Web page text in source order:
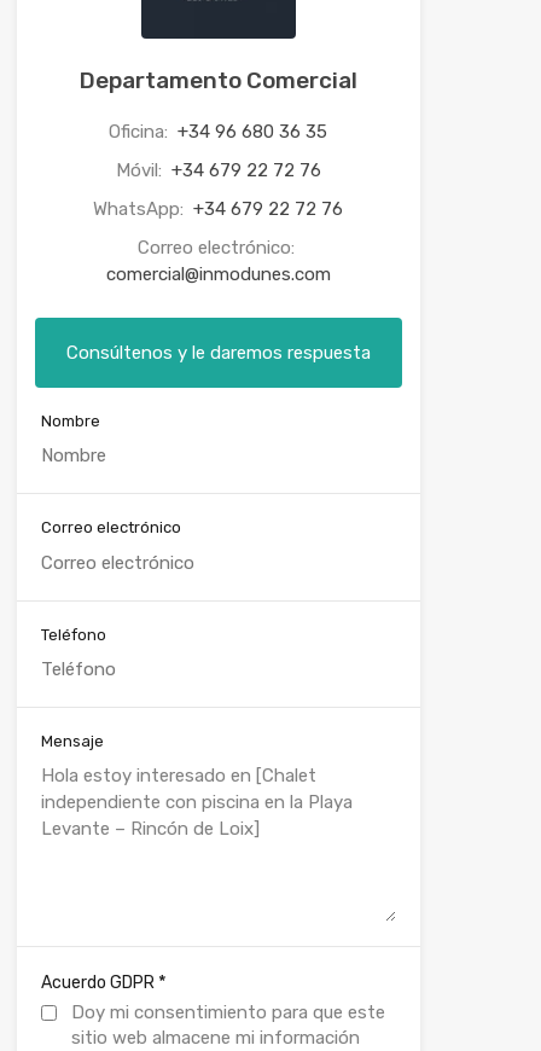
Departamento Comercial
Oficina: +34 96 680 36 35
Móvil: +34 679 22 72 76
WhatsApp: +34 679 22 72 76
Correo electrónico:
comercial@inmodunes.com
Consúltenos y le daremos respuesta
Nombre
Correo electrónico
Teléfono
Mensaje
Acuerdo GDPR *
Doy mi consentimiento para que este
sitio web almacene mi información